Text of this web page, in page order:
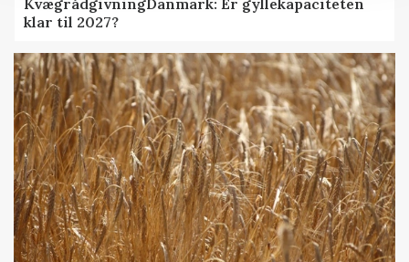
KvægrådgivningDanmark: Er gyllekapaciteten
klar til 2027?